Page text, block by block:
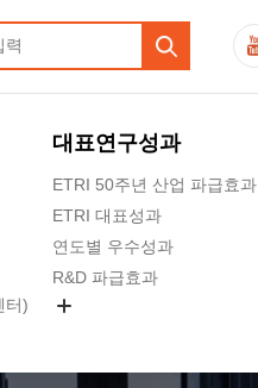
터)
대표연구성과
ETRI 50주년 산업 파급효과
ETRI 대표성과
연도별 우수성과
R&D 파급효과